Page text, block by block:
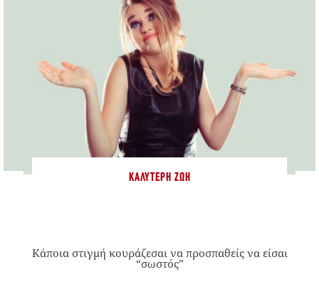
ΚΑΛΎΤΕΡΗ ΖΩΉ
Κάποια στιγμή κουράζεσαι να προσπαθείς να είσαι
“σωστός”